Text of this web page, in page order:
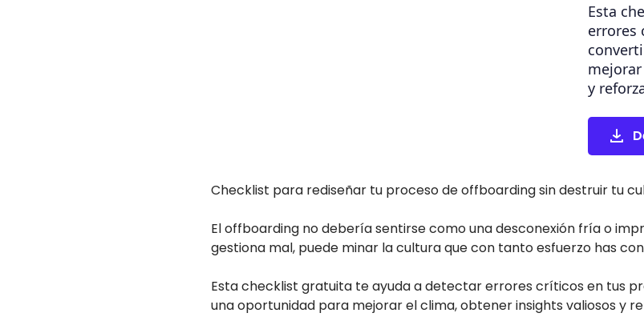
Esta
errores
y
Checklist para rediseñar tu proceso de offboarding sin destruir tu
El offboarding no debería sentirse como una desconexión fría o
gestiona mal, puede minar la cultura que con tanto esfuerzo has
Esta checklist gratuita te ayuda a detectar errores críticos en tus
una oportunidad para mejorar el clima, obtener insights valiosos y